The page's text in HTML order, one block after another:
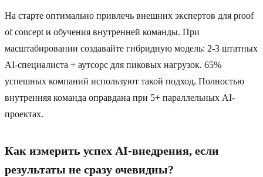
На старте оптимально привлечь внешних экспертов для proof
of concept и обучения внутренней команды. При
масштабировании создавайте гибридную модель: 2-3 штатных
AI-специалиста + аутсорс для пиковых нагрузок. 65%
успешных компаний используют такой подход. Полностью
внутренняя команда оправдана при 5+ параллельных AI-
проектах.
Как измерить успех AI-внедрения, если
результаты не сразу очевидны?